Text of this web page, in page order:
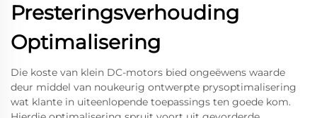
Presteringsverhouding
Optimalisering
Die koste van klein DC-motors bied ongeëwens waarde
deur middel van noukeurig ontwerpte prysoptimalisering
wat klante in uiteenlopende toepassings ten goede kom.